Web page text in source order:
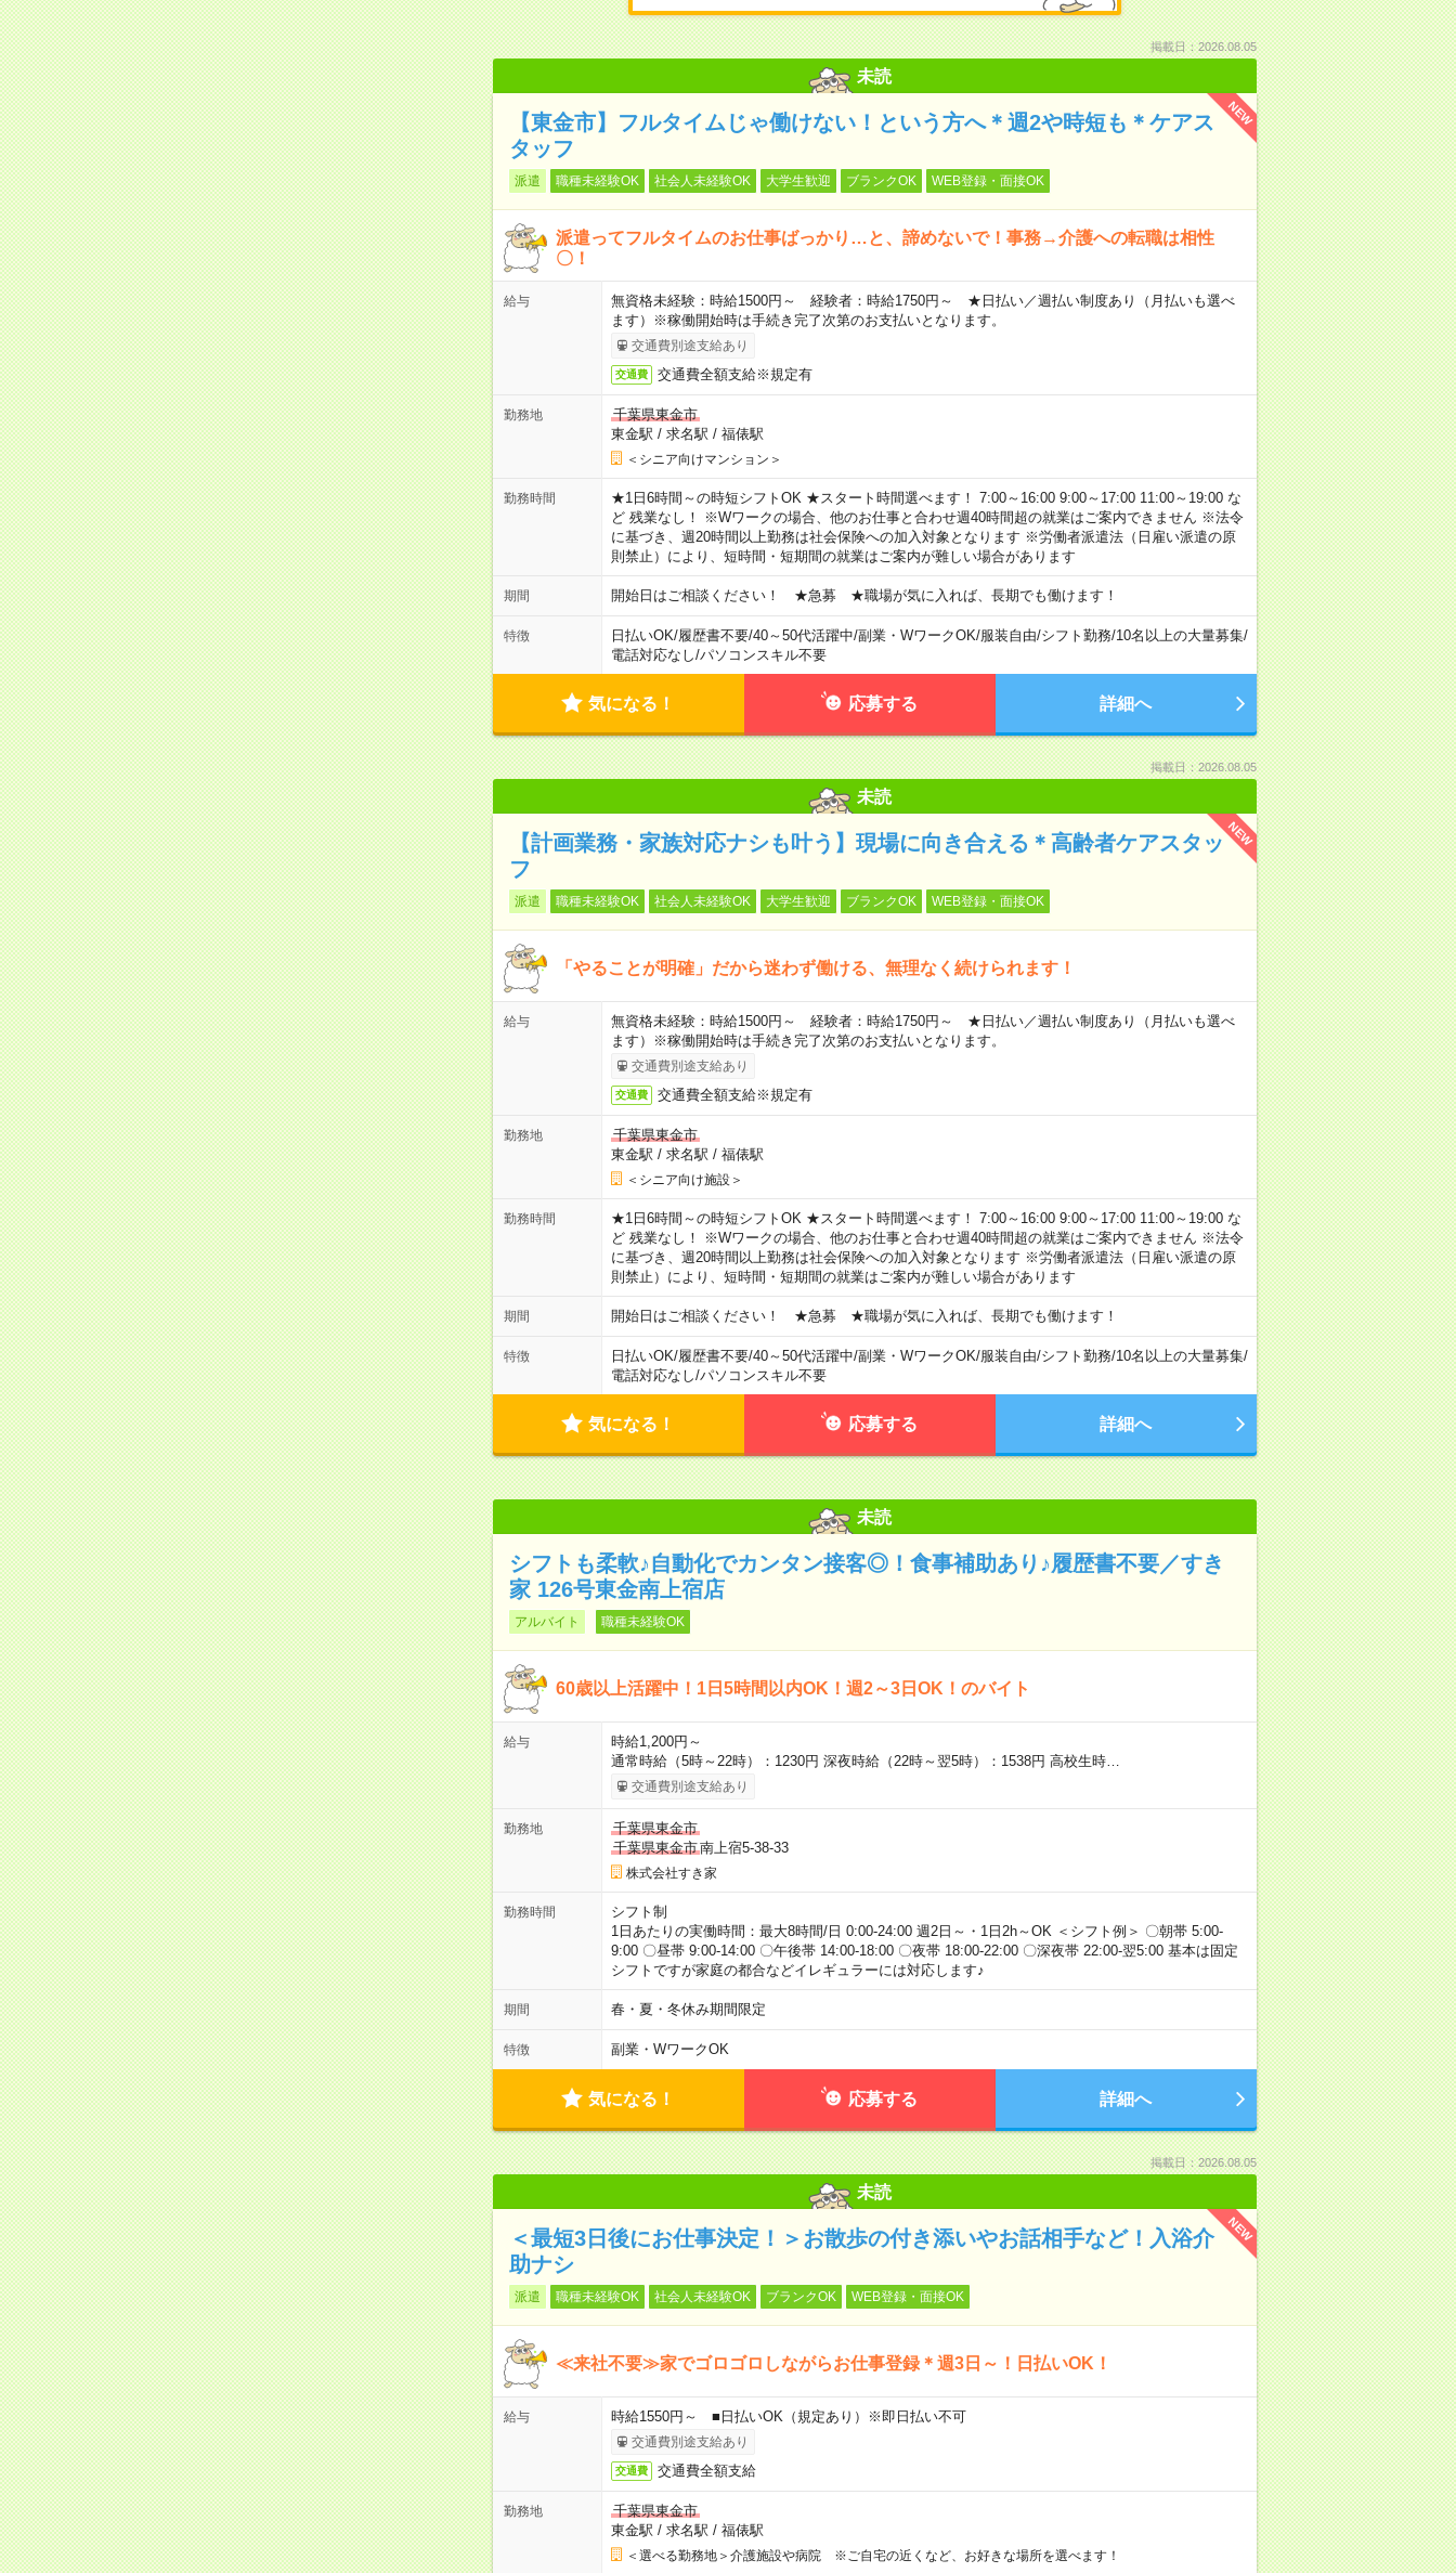
掲載日：2026.08.05
未読
NEW
【東金市】フルタイムじゃ働けない！という方へ＊週2や時短も＊ケアス
タッフ
派遣 職種未経験OK 社会人未経験OK 大学生歓迎 ブランクOK WEB登録・面接OK
派遣ってフルタイムのお仕事ばっかり…と、諦めないで！事務→介護への転職は相性
〇！
給与
無資格未経験：時給1500円～ 経験者：時給1750円～ ★日払い／週払い制度あり（月払いも選べ
ます）※稼働開始時は手続き完了次第のお支払いとなります。
交通費別途支給あり
交通費 交通費全額支給※規定有
勤務地
千葉県東金市
東金駅 / 求名駅 / 福俵駅
＜シニア向けマンション＞
勤務時間
★1日6時間～の時短シフトOK ★スタート時間選べます！ 7:00～16:00 9:00～17:00 11:00～19:00 な
ど 残業なし！ ※Wワークの場合、他のお仕事と合わせ週40時間超の就業はご案内できません ※法令
に基づき、週20時間以上勤務は社会保険への加入対象となります ※労働者派遣法（日雇い派遣の原
則禁止）により、短時間・短期間の就業はご案内が難しい場合があります
期間 開始日はご相談ください！ ★急募 ★職場が気に入れば、長期でも働けます！
特徴 日払いOK/履歴書不要/40～50代活躍中/副業・WワークOK/服装自由/シフト勤務/10名以上の大量募集/
電話対応なし/パソコンスキル不要
気になる！ 応募する 詳細へ
掲載日：2026.08.05
未読
NEW
【計画業務・家族対応ナシも叶う】現場に向き合える＊高齢者ケアスタッ
フ
派遣 職種未経験OK 社会人未経験OK 大学生歓迎 ブランクOK WEB登録・面接OK
「やることが明確」だから迷わず働ける、無理なく続けられます！
給与
無資格未経験：時給1500円～ 経験者：時給1750円～ ★日払い／週払い制度あり（月払いも選べ
ます）※稼働開始時は手続き完了次第のお支払いとなります。
交通費別途支給あり
交通費 交通費全額支給※規定有
勤務地
千葉県東金市
東金駅 / 求名駅 / 福俵駅
＜シニア向け施設＞
勤務時間
★1日6時間～の時短シフトOK ★スタート時間選べます！ 7:00～16:00 9:00～17:00 11:00～19:00 な
ど 残業なし！ ※Wワークの場合、他のお仕事と合わせ週40時間超の就業はご案内できません ※法令
に基づき、週20時間以上勤務は社会保険への加入対象となります ※労働者派遣法（日雇い派遣の原
則禁止）により、短時間・短期間の就業はご案内が難しい場合があります
期間 開始日はご相談ください！ ★急募 ★職場が気に入れば、長期でも働けます！
特徴 日払いOK/履歴書不要/40～50代活躍中/副業・WワークOK/服装自由/シフト勤務/10名以上の大量募集/
電話対応なし/パソコンスキル不要
気になる！ 応募する 詳細へ
未読
シフトも柔軟♪自動化でカンタン接客◎！食事補助あり♪履歴書不要／すき
家 126号東金南上宿店
アルバイト 職種未経験OK
60歳以上活躍中！1日5時間以内OK！週2～3日OK！のバイト
給与
時給1,200円～
通常時給（5時～22時）：1230円 深夜時給（22時～翌5時）：1538円 高校生時…
交通費別途支給あり
勤務地
千葉県東金市
千葉県東金市南上宿5-38-33
株式会社すき家
勤務時間
シフト制
1日あたりの実働時間：最大8時間/日 0:00-24:00 週2日～・1日2h～OK ＜シフト例＞ 〇朝帯 5:00-
9:00 〇昼帯 9:00-14:00 〇午後帯 14:00-18:00 〇夜帯 18:00-22:00 〇深夜帯 22:00-翌5:00 基本は固定
シフトですが家庭の都合などイレギュラーには対応します♪
期間 春・夏・冬休み期間限定
特徴 副業・WワークOK
気になる！ 応募する 詳細へ
掲載日：2026.08.05
未読
NEW
＜最短3日後にお仕事決定！＞お散歩の付き添いやお話相手など！入浴介
助ナシ
派遣 職種未経験OK 社会人未経験OK ブランクOK WEB登録・面接OK
≪来社不要≫家でゴロゴロしながらお仕事登録＊週3日～！日払いOK！
給与 時給1550円～ ■日払いOK（規定あり）※即日払い不可
交通費別途支給あり
交通費 交通費全額支給
勤務地
千葉県東金市
東金駅 / 求名駅 / 福俵駅
＜選べる勤務地＞介護施設や病院 ※ご自宅の近くなど、お好きな場所を選べます！